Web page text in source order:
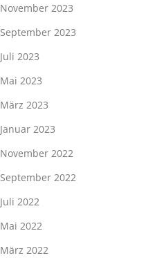
November 2023
September 2023
Juli 2023
Mai 2023
März 2023
Januar 2023
November 2022
September 2022
Juli 2022
Mai 2022
März 2022